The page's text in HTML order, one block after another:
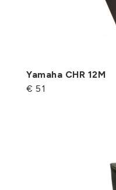
Yamaha CHR 12M
€ 51